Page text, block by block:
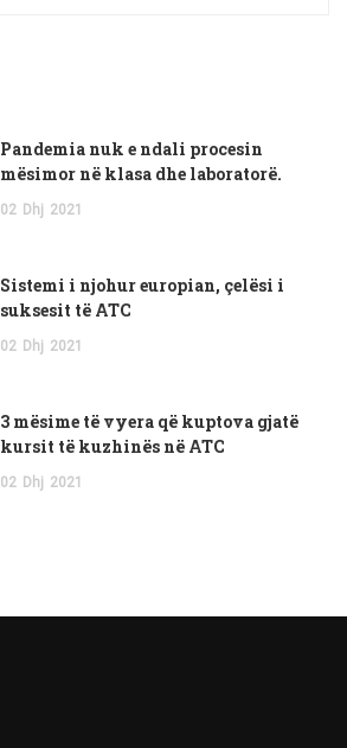
Pandemia nuk e ndali procesin
mësimor në klasa dhe laboratorë.
02 Dhj 2021
Sistemi i njohur europian, çelësi i
suksesit të ATC
02 Dhj 2021
3 mësime të vyera që kuptova gjatë
kursit të kuzhinës në ATC
02 Dhj 2021